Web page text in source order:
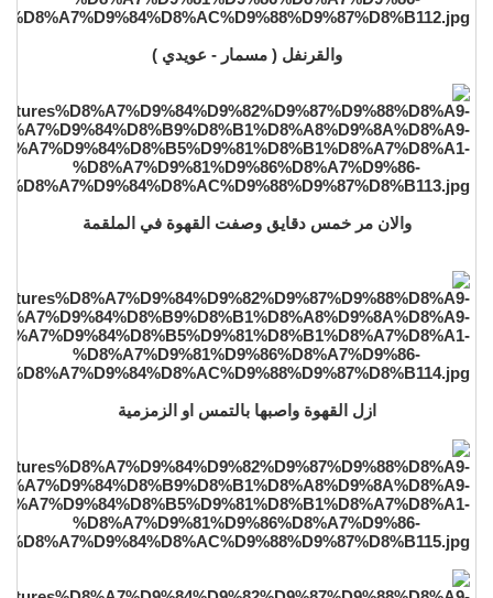
والقرنفل ( مسمار - عويدي )
والان مر خمس دقايق وصفت القهوة في الملقمة
ازل القهوة واصبها بالتمس او الزمزمية